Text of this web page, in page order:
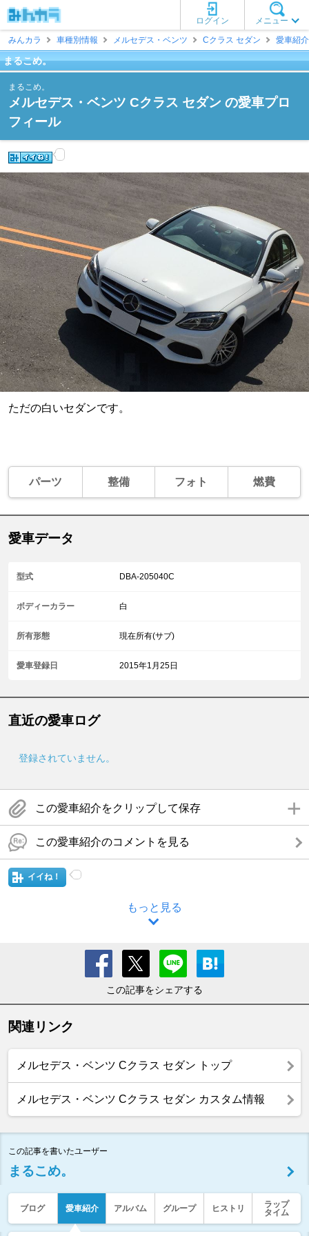
メニュー
ログイン
みんカラ
車種別情報 メルセデス・ベンツ Cクラス セダン 愛車紹介
まるこめ。
まるこめ。
メルセデス・ベンツ Cクラス セダン の愛車プロ
フィール
ただの白いセダンです。
パーツ 整備 フォト 燃費
愛車データ
型式 DBA-205040C
ボディーカラー 白
所有形態 現在所有(サブ)
愛車登録日 2015年1月25日
直近の愛車ログ
登録されていません。
この愛車紹介をクリップして保存
この愛車紹介のコメントを見る
イイね！
もっと見る
この記事をシェアする
関連リンク
メルセデス・ベンツ Cクラス セダン トップ
メルセデス・ベンツ Cクラス セダン カスタム情報
この記事を書いたユーザー
まるこめ。
ブログ 愛車紹介 アルバム グループ ヒストリ
ラップ
タイム